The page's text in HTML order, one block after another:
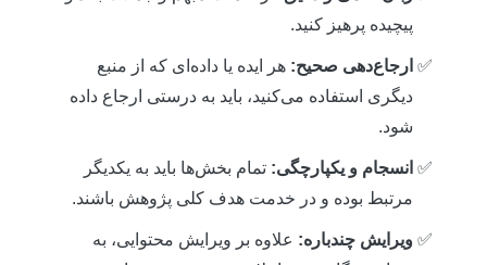
پیچیده پرهیز کنید.
ارجاع‌دهی صحیح:هر ایده یا داده‌ای که از منبع
دیگری استفاده می‌کنید، باید به درستی ارجاع داده
شود.
انسجام و یکپارچگی:تمام بخش‌ها باید به یکدیگر
مرتبط بوده و در خدمت هدف کلی پژوهش باشند.
ویرایش چندباره:علاوه بر ویرایش محتوایی، به